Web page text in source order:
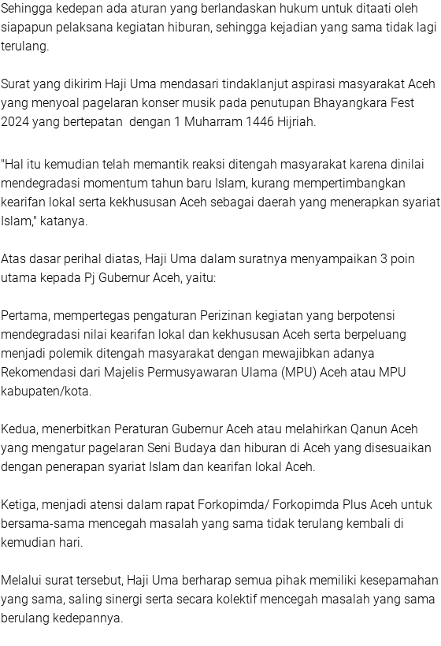
Sehingga kedepan ada aturan yang berlandaskan hukum untuk ditaati oleh
siapapun pelaksana kegiatan hiburan, sehingga kejadian yang sama tidak lagi
terulang.
Surat yang dikirim Haji Uma mendasari tindaklanjut aspirasi masyarakat Aceh
yang menyoal pagelaran konser musik pada penutupan Bhayangkara Fest
2024 yang bertepatan dengan 1 Muharram 1446 Hijriah.
"Hal itu kemudian telah memantik reaksi ditengah masyarakat karena dinilai
mendegradasi momentum tahun baru Islam, kurang mempertimbangkan
kearifan lokal serta kekhususan Aceh sebagai daerah yang menerapkan syariat
Islam," katanya.
Atas dasar perihal diatas, Haji Uma dalam suratnya menyampaikan 3 poin
utama kepada Pj Gubernur Aceh, yaitu:
Pertama, mempertegas pengaturan Perizinan kegiatan yang berpotensi
mendegradasi nilai kearifan lokal dan kekhususan Aceh serta berpeluang
menjadi polemik ditengah masyarakat dengan mewajibkan adanya
Rekomendasi dari Majelis Permusyawaran Ulama (MPU) Aceh atau MPU
kabupaten/kota.
Kedua, menerbitkan Peraturan Gubernur Aceh atau melahirkan Qanun Aceh
yang mengatur pagelaran Seni Budaya dan hiburan di Aceh yang disesuaikan
dengan penerapan syariat Islam dan kearifan lokal Aceh.
Ketiga, menjadi atensi dalam rapat Forkopimda/ Forkopimda Plus Aceh untuk
bersama-sama mencegah masalah yang sama tidak terulang kembali di
kemudian hari.
Melalui surat tersebut, Haji Uma berharap semua pihak memiliki kesepamahan
yang sama, saling sinergi serta secara kolektif mencegah masalah yang sama
berulang kedepannya.